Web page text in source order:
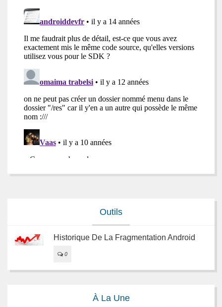
Outils
Historique De La Fragmentation Android
0
À La Une